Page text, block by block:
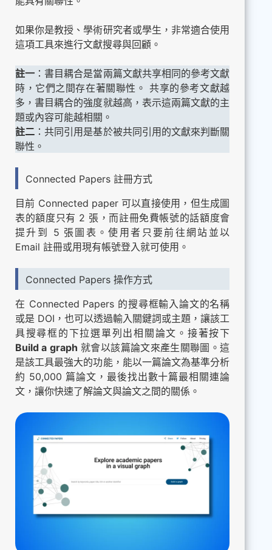
如果你是教授、學術研究者或學生，非常適合使用
這項工具來進行文獻搜尋與回顧。
註一 ：書目耦合是當兩篇文獻共享相同的參考文獻
時，它們之間存在著關聯性。 共享的參考文獻越
多，書目耦合的強度就越高，表示這兩篇文獻的主
題或內容可能越相關。
註二 ：共同引用是基於被共同引用的文獻來判斷關
聯性。
Connected Papers 註冊方式
目前 Connected paper 可以直接使用，但生成圖
表的額度只有 2 張，而註冊免費帳號的話額度會
提升到 5 張圖表。使用者只要前往網站並以
Email 註冊或用現有帳號登入就可使用。
Connected Papers 操作方式
在 Connected Papers 的搜尋框輸入論文的名稱
或是 DOI，也可以透過輸入關鍵詞或主題，讓該工
具搜尋框的下拉選單列出相關論文。接著按下
Build a graph 就會以該篇論文來產生關聯圖。這
是該工具最強大的功能，能以一篇論文為基準分析
約 50,000 篇論文，最後找出數十篇最相關連論
文，讓你快速了解論文與論文之間的關係。